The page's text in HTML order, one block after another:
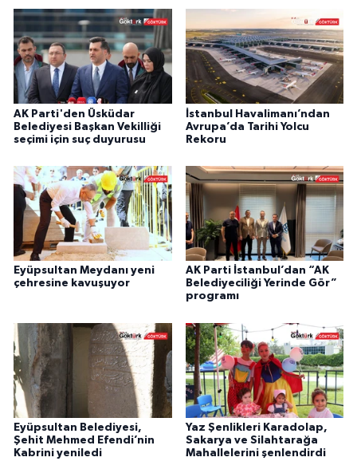
AK Parti'den Üsküdar
Belediyesi Başkan Vekilliği
seçimi için suç duyurusu
İstanbul Havalimanı’ndan
Avrupa’da Tarihi Yolcu
Rekoru
Eyüpsultan Meydanı yeni
çehresine kavuşuyor
AK Parti İstanbul’dan “AK
Belediyeciliği Yerinde Gör”
programı
Eyüpsultan Belediyesi,
Şehit Mehmed Efendi’nin
Kabrini yeniledi
Yaz Şenlikleri Karadolap,
Sakarya ve Silahtarağa
Mahallelerini şenlendirdi